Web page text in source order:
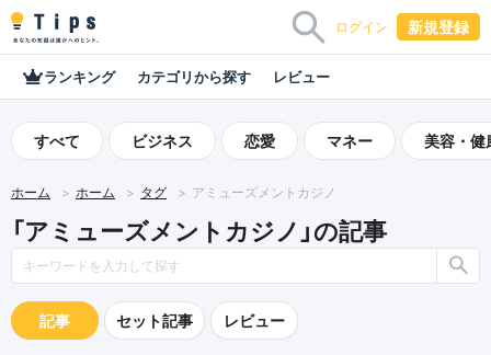
ログイン 新規登録
ランキング カテゴリから探す レビュー
すべて ビジネス 恋愛 マネー 美容・健
ホーム ホーム タグ アミューズメントカジノ
「アミューズメントカジノ」の記事
記事 セット記事 レビュー